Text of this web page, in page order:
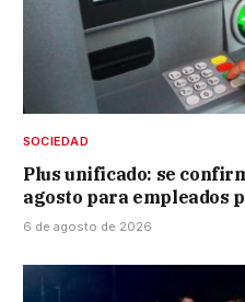
SOCIEDAD
Plus unificado: se
agosto para empleados
6 de agosto de 2026